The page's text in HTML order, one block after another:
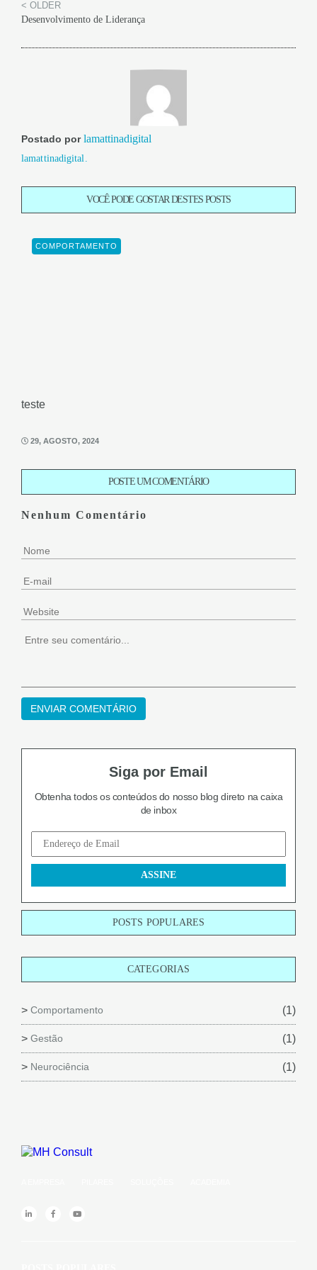
< OLDER
Desenvolvimento de Liderança
Postado porlamattinadigital
lamattinadigital.
VOCÊ PODE GOSTAR DESTES POSTS
COMPORTAMENTO
teste
29, AGOSTO, 2024
POSTE UM COMENTÁRIO
Nenhum Comentário
Siga por Email
Obtenha todos os conteúdos do nosso blog direto na caixa
de inbox
POSTS POPULARES
CATEGORIAS
Comportamento (1)
Gestão (1)
Neurociência (1)